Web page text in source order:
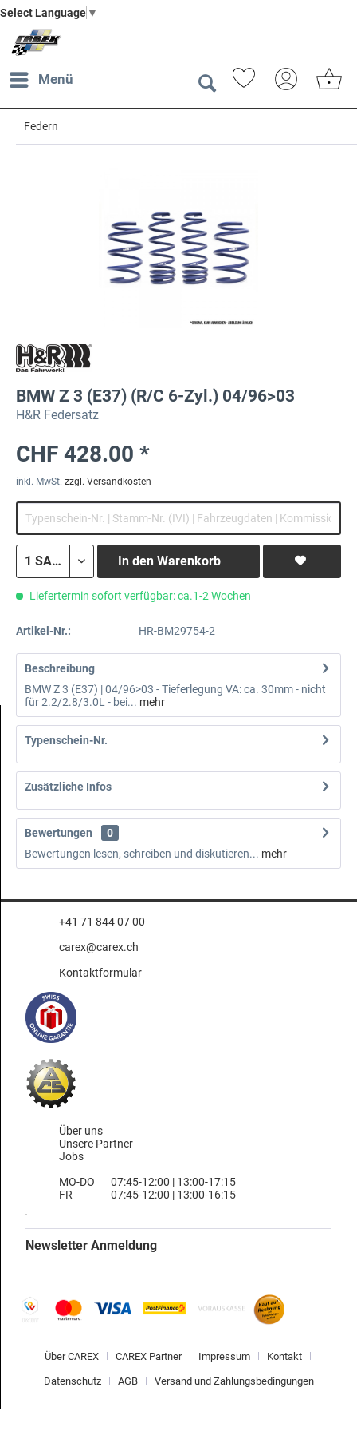
Select Language ▼
Menü
Federn
BMW Z 3 (E37) (R/C 6-Zyl.) 04/96>03
H&R Federsatz
CHF 428.00 *
inkl. MwSt. zzgl. Versandkosten
In den Warenkorb
Liefertermin sofort verfügbar: ca.1-2 Wochen
Artikel-Nr.: HR-BM29754-2
Beschreibung
BMW Z 3 (E37) | 04/96>03 - Tieferlegung VA: ca. 30mm - nicht
für 2.2/2.8/3.0L - bei... mehr
Typenschein-Nr.
Zusätzliche Infos
Bewertungen
0
Bewertungen lesen, schreiben und diskutieren... mehr
+41 71 844 07 00
carex@carex.ch
Kontaktformular
Über uns
Unsere Partner
Jobs
MO-DO
FR
07:45-12:00 | 13:00-17:15
07:45-12:00 | 13:00-16:15
Newsletter Anmeldung
Über CAREX CAREX Partner Impressum Kontakt
Datenschutz AGB Versand und Zahlungsbedingungen